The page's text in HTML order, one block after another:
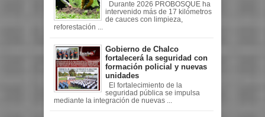
Durante 2026 PROBOSQUE ha
intervenido más de 17 kilómetros
de cauces con limpieza,
reforestación ...
Gobierno de Chalco
fortalecerá la seguridad con
formación policial y nuevas
unidades
El fortalecimiento de la
seguridad pública se impulsa
mediante la integración de nuevas ...